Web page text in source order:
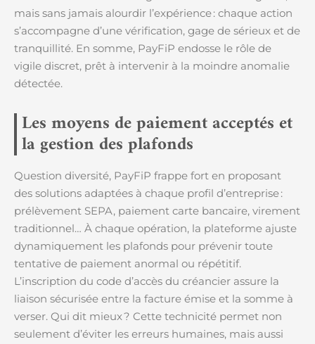
mais sans jamais alourdir l’expérience : chaque action
s’accompagne d’une vérification, gage de sérieux et de
tranquillité. En somme, PayFiP endosse le rôle de
vigile discret, prêt à intervenir à la moindre anomalie
détectée.
Les moyens de paiement acceptés et
la gestion des plafonds
Question diversité, PayFiP frappe fort en proposant
des solutions adaptées à chaque profil d’entreprise :
prélèvement SEPA, paiement carte bancaire, virement
traditionnel… À chaque opération, la plateforme ajuste
dynamiquement les plafonds pour prévenir toute
tentative de paiement anormal ou répétitif.
L’inscription du code d’accès du créancier assure la
liaison sécurisée entre la facture émise et la somme à
verser. Qui dit mieux ? Cette technicité permet non
seulement d’éviter les erreurs humaines, mais aussi